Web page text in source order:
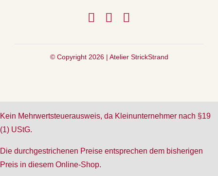
© Copyright 2026 | Atelier StrickStrand
Kein Mehrwertsteuerausweis, da Kleinunternehmer nach §19
(1) UStG.
Die durchgestrichenen Preise entsprechen dem bisherigen
Preis in diesem Online-Shop.